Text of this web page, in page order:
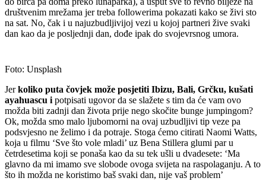
društvenim mrežama jer treba followerima pokazati kako se živi sto
na sat. No, čak i u najuzbudljivijoj vezi u kojoj partneri žive svaki
dan kao da je posljednji dan, dođe ipak do svojevrsnog umora.
Foto: Unsplash
Jerkoliko puta čovjek može posjetiti Ibizu, Bali, Grčku, kušati
ayahuascu i potpisati ugovor da se slažete s tim da će vam ovo
možda biti zadnji dan života prije nego skočite bunge jumpingom?
Ok, možda smo malo ljubomorni na ovaj uzbudljivi tip veze pa
podsvjesno ne želimo i da potraje. Stoga ćemo citirati Naomi Watts,
koja u filmu ‘Sve što vole mladi’ uz Bena Stillera glumi par u
četrdesetima koji se ponaša kao da su tek ušli u dvadesete: ‘Ma
glavno da mi imamo sve slobode ovoga svijeta na raspolaganju. A to
što ih možda ne koristimo baš svaki dan, nije vaš problem’